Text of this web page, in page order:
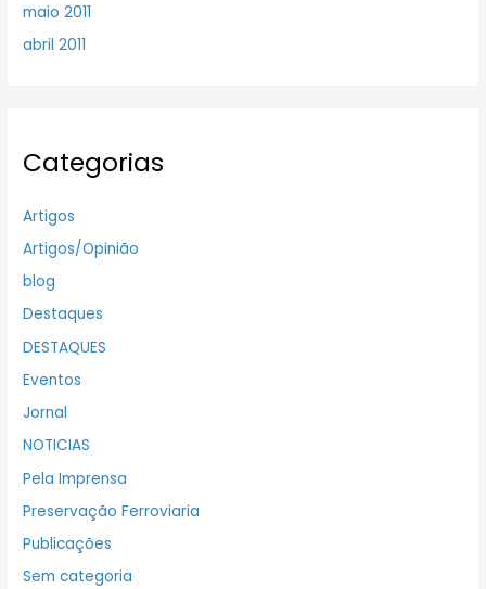
maio 2011
abril 2011
Categorias
Artigos
Artigos/Opinião
blog
Destaques
DESTAQUES
Eventos
Jornal
NOTICIAS
Pela Imprensa
Preservação Ferroviaria
Publicações
Sem categoria